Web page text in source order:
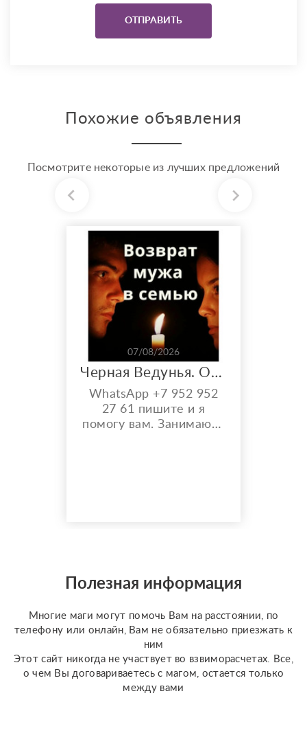
Похожие объявления
Посмотрите некоторые из лучших предложений
07/08/2026
Черная Ведунья. Опыт 35 лет. Сильнейшие обряды
WhatsApp +7 952 952
27 61 пишите и я
помогу вам. Занимаюсь
разных колодах Таро и
Ленорман, рунах.
Полезная информация
Многие маги могут помочь Вам на расстоянии, по
телефону или онлайн, Вам не обязательно приезжать к
ним
Этот сайт никогда не участвует во взвиморасчетах. Все,
о чем Вы договариваетесь с магом, остается только
между вами